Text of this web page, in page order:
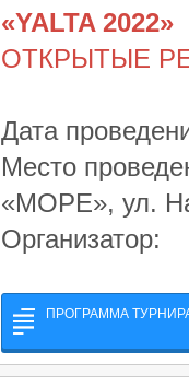
«YALTA 2022»
ОТКРЫТЫЕ
Дата
Место
«МОРЕ», ул.
Организатор:
ПРОГРАММА ТУРНИРА